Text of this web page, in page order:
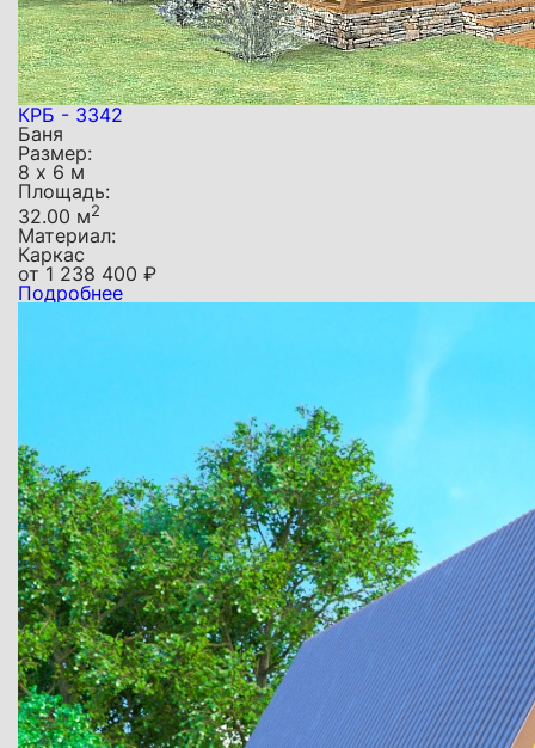
КРБ - 3342
Баня
Размер:
8 х 6 м
Площадь:
32.00 м2
Материал:
Каркас
от1 238 400 ₽
Подробнее